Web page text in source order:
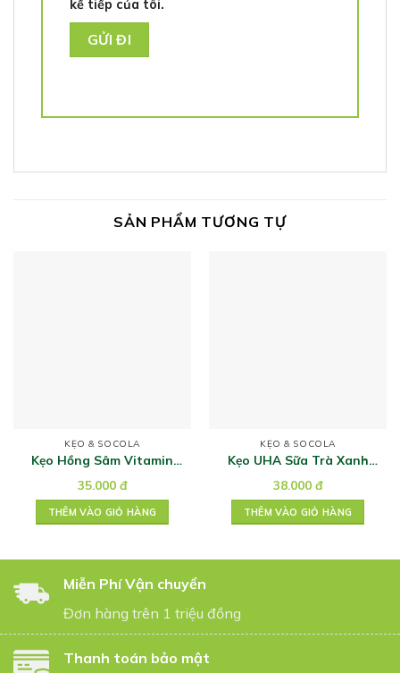
kế tiếp của tôi.
SẢN PHẨM TƯƠNG TỰ
KẸO & SOCOLA
Kẹo Hồng Sâm Vitamin
35.000 đ
THÊM VÀO GIỎ HÀNG
KẸO & SOCOLA
Kẹo UHA Sữa Trà Xanh
38.000 đ
THÊM VÀO GIỎ HÀNG
Miễn Phí Vận chuyển
Đơn hàng trên 1 triệu đồng
Thanh toán bảo mật